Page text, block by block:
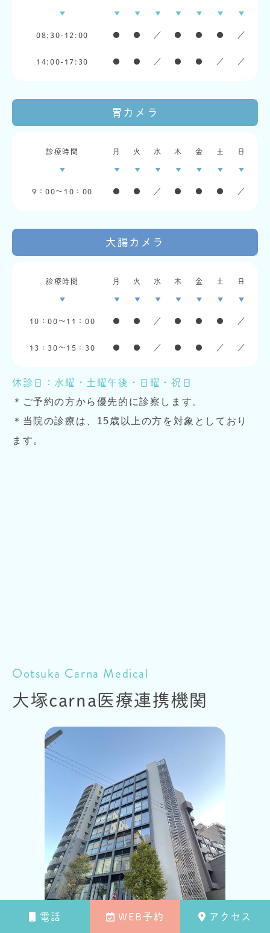
電話 WEB予約 アクセス
08:30-12:00 ● ● ／ ● ● ● ／
14:00-17:30 ● ● ／ ● ● ／ ／
胃カメラ
診療時間 月 火 水 木 金 土 日
9：00〜10：00 ● ● ／ ● ● ● ／
大腸カメラ
診療時間 月 火 水 木 金 土 日
10：00〜11：00 ● ● ／ ● ● ● ／
13：30〜15：30 ● ● ／ ● ● ／ ／
休診日：水曜・土曜午後・日曜・祝日
＊ご予約の方から優先的に診察します。
＊当院の診療は、15歳以上の方を対象としており
ます。
Ootsuka Carna Medical
大塚carna 医療連携機関